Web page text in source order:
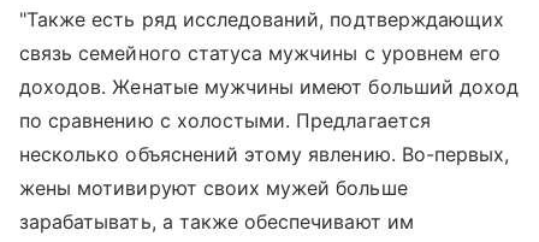
"Также есть ряд исследований, подтверждающих
связь семейного статуса мужчины с уровнем его
доходов. Женатые мужчины имеют больший доход
по сравнению с холостыми. Предлагается
несколько объяснений этому явлению. Во-первых,
жены мотивируют своих мужей больше
зарабатывать, а также обеспечивают им